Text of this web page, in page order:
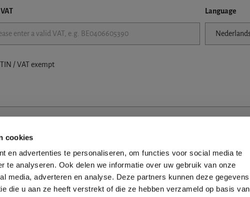
cookies
en advertenties te personaliseren, om functies voor social media te
te analyseren. Ook delen we informatie over uw gebruik van onze
media, adverteren en analyse. Deze partners kunnen deze gegevens
die u aan ze heeft verstrekt of die ze hebben verzameld op basis van
Language
TIN / VAT exempt